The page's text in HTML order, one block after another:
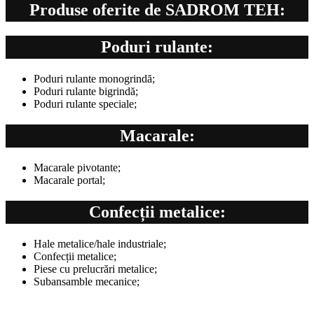
Produse oferite de SADROM TEH:
Poduri rulante:
Poduri rulante monogrindă;
Poduri rulante bigrindă;
Poduri rulante speciale;
Macarale:
Macarale pivotante;
Macarale portal;
Confecții metalice:
Hale metalice/hale industriale;
Confecții metalice;
Piese cu prelucrări metalice;
Subansamble mecanice;